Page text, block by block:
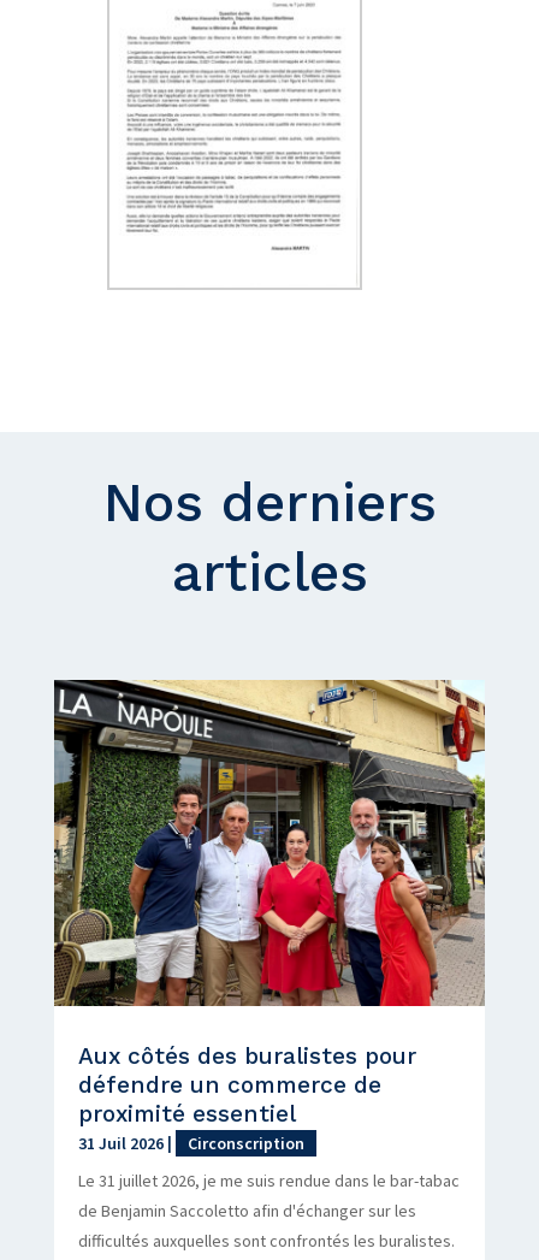
Nos derniers
articles
Aux côtés des buralistes pour
défendre un commerce de
proximité essentiel
31 Juil 2026|
Circonscription
Le 31 juillet 2026, je me suis rendue dans le bar-tabac
de Benjamin Saccoletto afin d'échanger sur les
difficultés auxquelles sont confrontés les buralistes.